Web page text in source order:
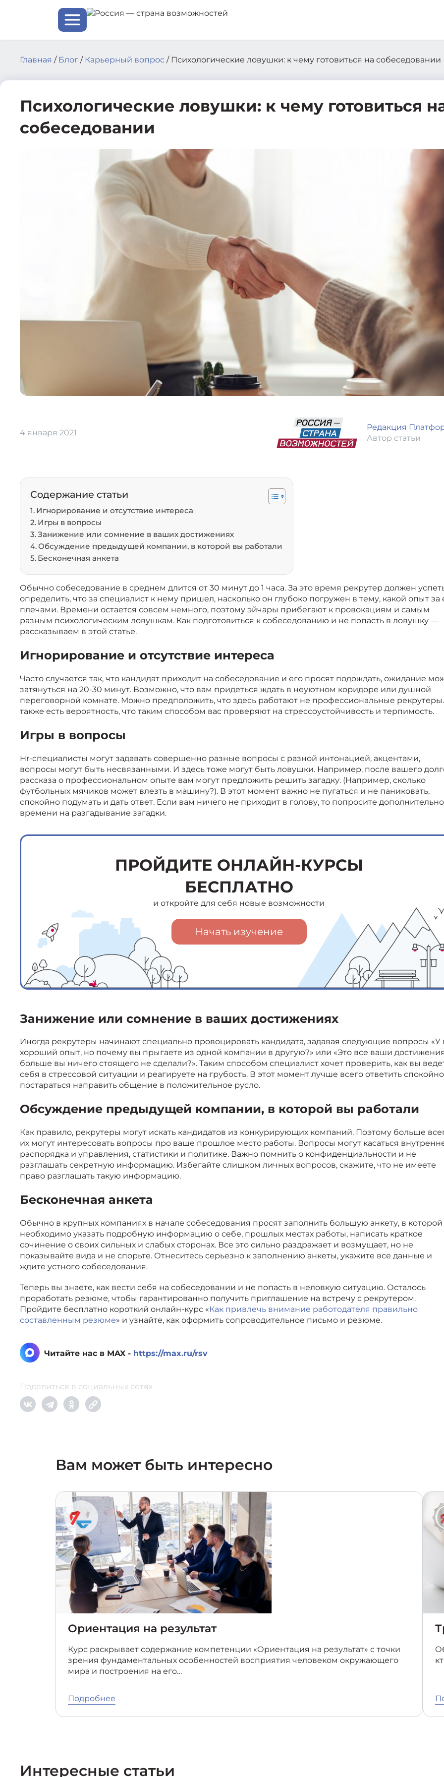
Главная / Блог / Карьерный вопрос / Психологические ловушки: к чему готовиться на собеседовании
Психологические ловушки: к чему готовиться
собеседовании
4 января 2021
Редакция
Автор статьи
Содержание статьи
Игнорирование и отсутствие интереса
Игры в вопросы
Занижение или сомнение в ваших достижениях
Обсуждение предыдущей компании, в которой вы работали
Бесконечная анкета
Обычно собеседование в среднем длится от 30 минут до 1 часа. За это время рекрутер должен
определить, что за специалист к нему пришел, насколько он глубоко погружен в тему, какой опыт за
плечами. Времени остается совсем немного, поэтому эйчары прибегают к провокациям и самым
разным психологическим ловушкам. Как подготовиться к собеседованию и не попасть в ловушку —
рассказываем в этой статье.
Игнорирование и отсутствие интереса
Часто случается так, что кандидат приходит на собеседование и его просят подождать, ожидание
затянуться на 20-30 минут. Возможно, что вам придеться ждать в неуютном коридоре или душной
переговорной комнате. Можно предположить, что здесь работают не профессиональные
также есть вероятность, что таким способом вас проверяют на стрессоустойчивость и терпимость.
Игры в вопросы
Hr-специалисты могут задавать совершенно разные вопросы с разной интонацией, акцентами,
вопросы могут быть несвязанными. И здесь тоже могут быть ловушки. Например, после вашего
рассказа о профессиональном опыте вам могут предложить решить загадку. (Например, сколько
футбольных мячиков может влезть в машину?). В этот момент важно не пугаться и не паниковать,
спокойно подумать и дать ответ. Если вам ничего не приходит в голову, то попросите дополнительно
времени на разгадывание загадки.
ПРОЙДИТЕ ОНЛАЙН-КУРСЫ
БЕСПЛАТНО
и откройте для себя новые возможности
Начать изучение
Занижение или сомнение в ваших достижениях
Иногда рекрутеры начинают специально провоцировать кандидата, задавая следующие вопросы «У
хороший опыт, но почему вы прыгаете из одной компании в другую?» или «Это все ваши
больше вы ничего стоящего не сделали?». Таким способом специалист хочет проверить, как вы
себя в стрессовой ситуации и реагируете на грубость. В этот момент лучше всего ответить
постараться направить общение в положительное русло.
Обсуждение предыдущей компании, в которой вы работали
Как правило, рекрутеры могут искать кандидатов из конкурирующих компаний. Поэтому больше
их могут интересовать вопросы про ваше прошлое место работы. Вопросы могут касаться
распорядка и управления, статистики и политике. Важно помнить о конфиденциальности и не
разглашать секретную информацию. Избегайте слишком личных вопросов, скажите, что не имеете
право разглашать такую информацию.
Бесконечная анкета
Обычно в крупных компаниях в начале собеседования просят заполнить большую анкету, в которой
необходимо указать подробную информацию о себе, прошлых местах работы, написать краткое
сочинение о своих сильных и слабых сторонах. Все это сильно раздражает и возмущает, но не
показывайте вида и не спорьте. Отнеситесь серьезно к заполнению анкеты, укажите все данные и
ждите устного собеседования.
Теперь вы знаете, как вести себя на собеседовании и не попасть в неловкую ситуацию. Осталось
проработать резюме, чтобы гарантированно получить приглашение на встречу с рекрутером.
Пройдите бесплатно короткий онлайн-курс «Как привлечь внимание работодателя правильно
составленным резюме» и узнайте, как оформить сопроводительное письмо и резюме.
Читайте нас в MAX - https://max.ru/rsv
Поделиться в социальных сетях
Вам может быть интересно
Ориентация на результат
Курс раскрывает содержание компетенции «Ориентация на результат» с точки
зрения фундаментальных особенностей восприятия человеком окружающего
мира и построения на его…
Подробнее
Интересные статьи